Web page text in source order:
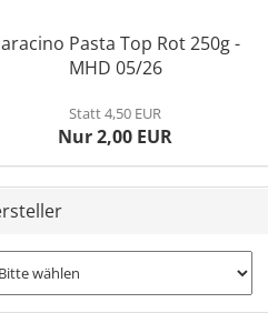
Pasta Top Rot 250g -
MHD 05/26
Statt 4,50 EUR
Nur 2,00 EUR